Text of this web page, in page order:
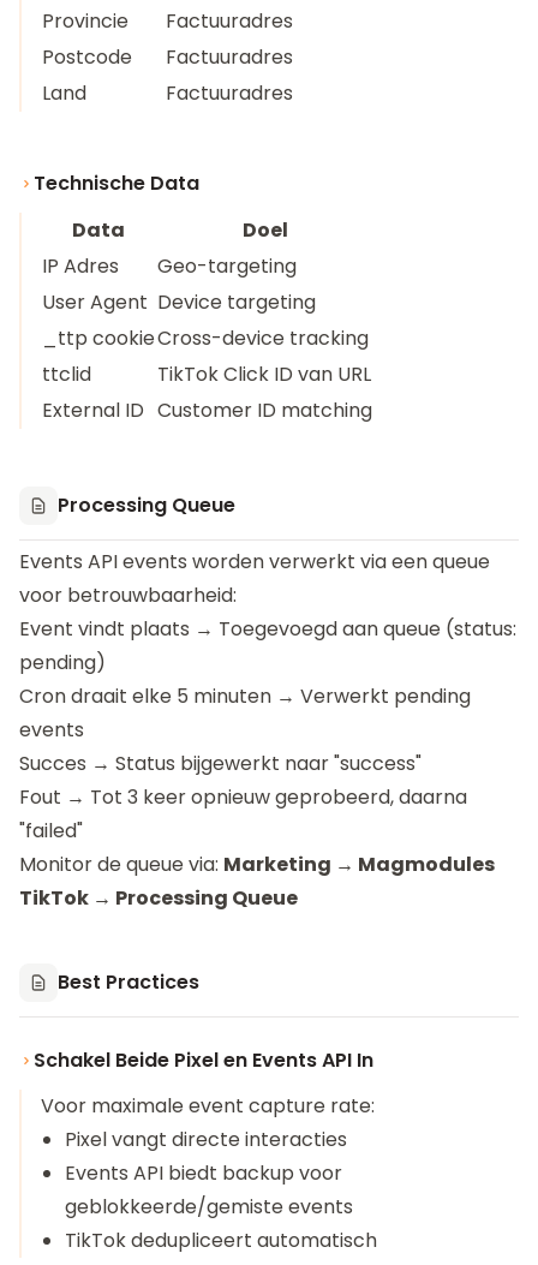
Provincie
Factuuradres
Postcode
Factuuradres
Land
Factuuradres
Technische Data
Data
Doel
IP Adres
Geo-targeting
User Agent Device targeting
_ttp cookieCross-device tracking
ttclid
TikTok Click ID van URL
External ID Customer ID matching
Processing Queue
Events API events worden verwerkt via een queue
voor betrouwbaarheid:
Event vindt plaats → Toegevoegd aan queue (status:
pending)
Cron draait elke 5 minuten → Verwerkt pending
events
Succes → Status bijgewerkt naar "success"
Fout → Tot 3 keer opnieuw geprobeerd, daarna
"failed"
Monitor de queue via: Marketing → Magmodules
TikTok → Processing Queue
Best Practices
Schakel Beide Pixel en Events API In
Voor maximale event capture rate:
Pixel vangt directe interacties
Events API biedt backup voor
geblokkeerde/gemiste events
TikTok dedupliceert automatisch